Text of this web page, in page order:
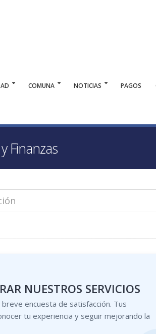
COMUNA NOTICIAS PAGOS
Finanzas
NUESTROS SERVICIOS
encuesta de satisfacción. Tus
tu experiencia y seguir mejorando la